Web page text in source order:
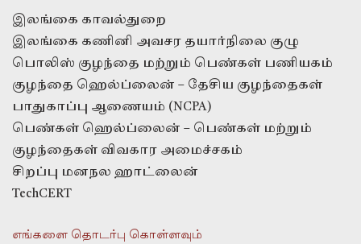
இலங்கை காவல்துறை
இலங்கை கணினி அவசர தயார்நிலை குழு
பொலிஸ் குழந்தை மற்றும் பெண்கள் பணியகம்
குழந்தை ஹெல்ப்லைன் – தேசிய குழந்தைகள்
பாதுகாப்பு ஆணையம் (NCPA)
பெண்கள் ஹெல்ப்லைன் – பெண்கள் மற்றும்
குழந்தைகள் விவகார அமைச்சகம்
சிறப்பு மனநல ஹாட்லைன்
TechCERT
எங்களை தொடர்பு கொள்ளவும்